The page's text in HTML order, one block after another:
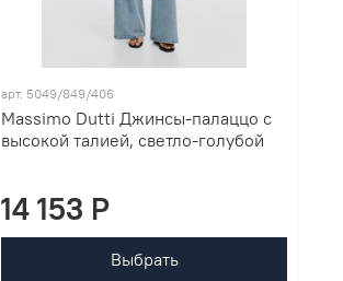
арт. 5049/849/406
Massimo Dutti Джинсы-палаццо с
высокой талией, светло-голубой
14 153 P
Выбрать